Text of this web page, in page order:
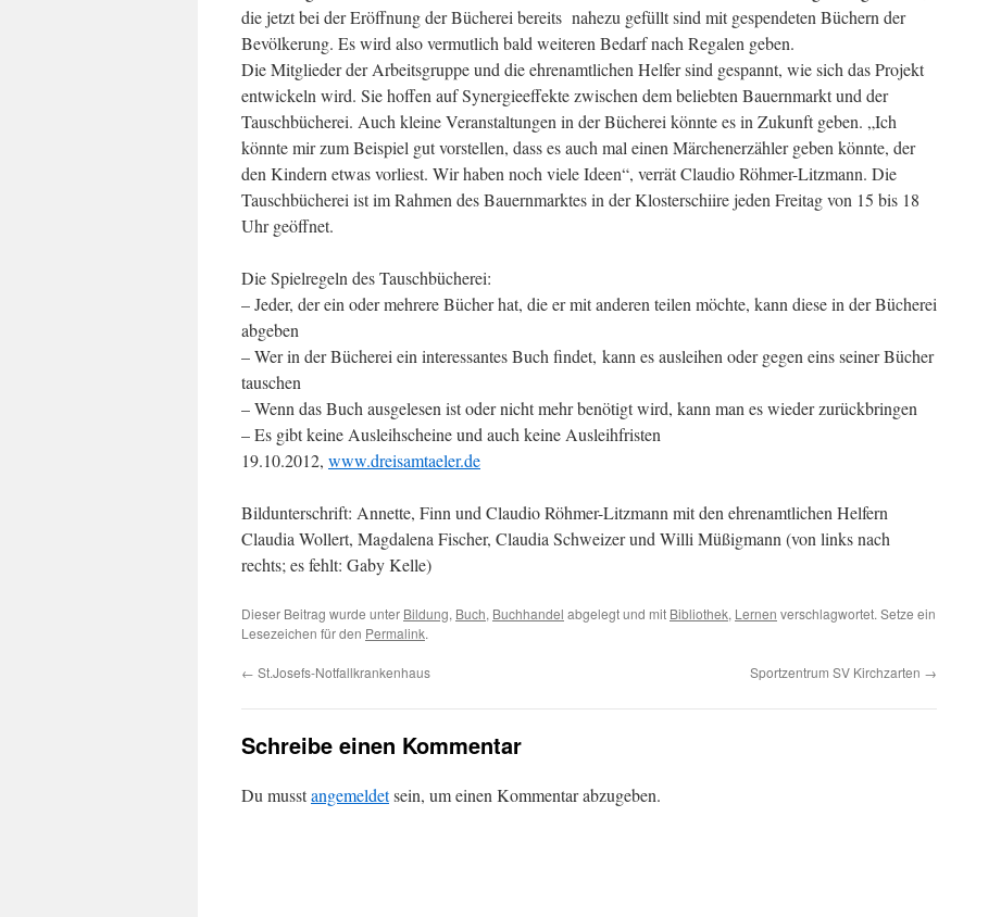
die jetzt bei der Eröffnung der Bücherei bereits nahezu gefüllt sind mit gespendeten Büchern der
Bevölkerung. Es wird also vermutlich bald weiteren Bedarf nach Regalen geben.
Die Mitglieder der Arbeitsgruppe und die ehrenamtlichen Helfer sind gespannt, wie sich das Projekt
entwickeln wird. Sie hoffen auf Synergieeffekte zwischen dem beliebten Bauernmarkt und der
Tauschbücherei. Auch kleine Veranstaltungen in der Bücherei könnte es in Zukunft geben. „Ich
könnte mir zum Beispiel gut vorstellen, dass es auch mal einen Märchenerzähler geben könnte, der
den Kindern etwas vorliest. Wir haben noch viele Ideen“, verrät Claudio Röhmer-Litzmann. Die
Tauschbücherei ist im Rahmen des Bauernmarktes in der Klosterschiire jeden Freitag von 15 bis 18
Uhr geöffnet.
Die Spielregeln des Tauschbücherei:
– Jeder, der ein oder mehrere Bücher hat, die er mit anderen teilen möchte, kann diese in der Bücherei
abgeben
– Wer in der Bücherei ein interessantes Buch findet, kann es ausleihen oder gegen eins seiner Bücher
tauschen
– Wenn das Buch ausgelesen ist oder nicht mehr benötigt wird, kann man es wieder zurückbringen
– Es gibt keine Ausleihscheine und auch keine Ausleihfristen
19.10.2012, www.dreisamtaeler.de
Bildunterschrift: Annette, Finn und Claudio Röhmer-Litzmann mit den ehrenamtlichen Helfern
Claudia Wollert, Magdalena Fischer, Claudia Schweizer und Willi Müßigmann (von links nach
rechts; es fehlt: Gaby Kelle)
Dieser Beitrag wurde unter Bildung, Buch, Buchhandel abgelegt und mit Bibliothek, Lernen verschlagwortet. Setze ein
Lesezeichen für den Permalink.
← St.Josefs-Notfallkrankenhaus Sportzentrum SV Kirchzarten →
Schreibe einen Kommentar
Du musstangemeldetsein, um einen Kommentar abzugeben.